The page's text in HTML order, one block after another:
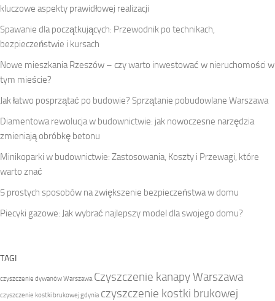
kluczowe aspekty prawidłowej realizacji
Spawanie dla początkujących: Przewodnik po technikach,
bezpieczeństwie i kursach
Nowe mieszkania Rzeszów – czy warto inwestować w nieruchomości w
tym mieście?
Jak łatwo posprzątać po budowie? Sprzątanie pobudowlane Warszawa
Diamentowa rewolucja w budownictwie: jak nowoczesne narzędzia
zmieniają obróbkę betonu
Minikoparki w budownictwie: Zastosowania, Koszty i Przewagi, które
warto znać
5 prostych sposobów na zwiększenie bezpieczeństwa w domu
Piecyki gazowe: Jak wybrać najlepszy model dla swojego domu?
TAGI
czyszczenie dywanów Warszawa Czyszczenie kanapy Warszawa
czyszczenie kostki brukowej gdynia czyszczenie kostki brukowej